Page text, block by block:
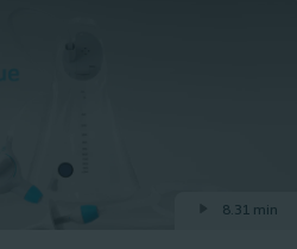
8.31 min